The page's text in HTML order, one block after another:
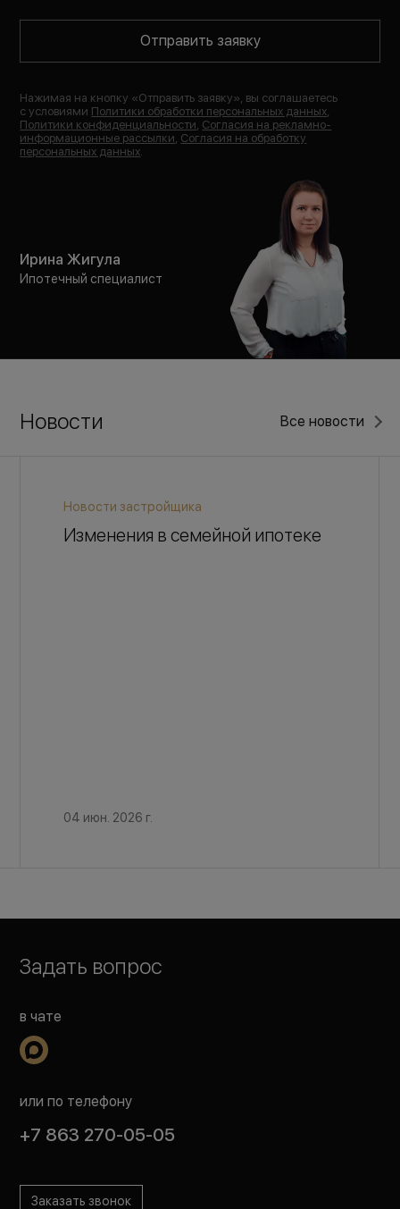
Отправить заявку
Нажимая на кнопку «Отправить заявку», вы соглашаетесь
с условиями Политики обработки персональных данных
Политики конфиденциальности Согласия на рекламно-
информационные рассылки Согласия на обработку
персональных данных
Ирина Жигула
Ипотечный специалист
Новости Все новости
Новости застройщика
Изменения в семейной ипотеке
04 июн. 2026 г.
Задать вопрос
в чате
или по телефону
+7 863 270-05-05
Заказать звонок